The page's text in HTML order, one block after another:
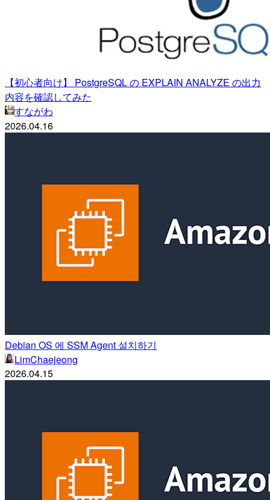
【初心者向け】 PostgreSQL の EXPLAIN ANALYZE の出力
内容を確認してみた
すながわ
2026.04.16
Debian OS 에 SSM Agent 설치하기
LimChaejeong
2026.04.15